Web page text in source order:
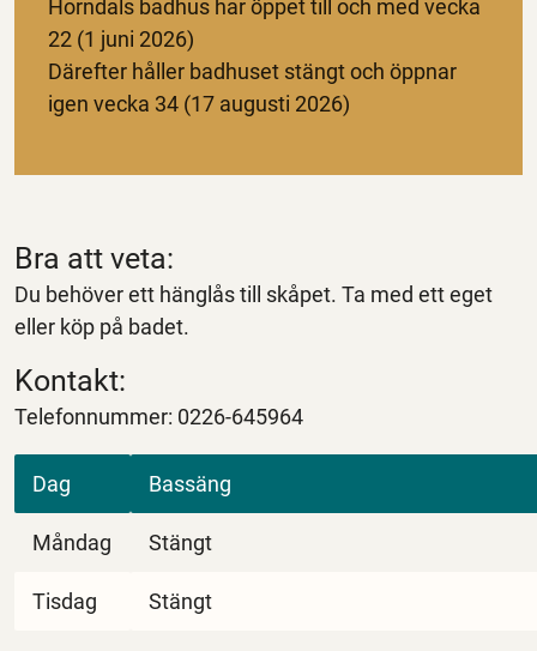
Horndals badhus har öppet till och med vecka
22 (1 juni 2026)
Därefter håller badhuset stängt och öppnar
igen vecka 34 (17 augusti 2026)
Bra att veta:
Du behöver ett hänglås till skåpet. Ta med ett eget
eller köp på badet.
Kontakt:
Telefonnummer: 0226-645964
Dag Bassäng
Måndag Stängt
Tisdag Stängt